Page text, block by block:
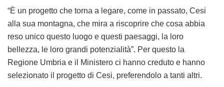
“È un progetto che torna a legare, come in passato, Cesi
alla sua montagna, che mira a riscoprire che cosa abbia
reso unico questo luogo e questi paesaggi, la loro
bellezza, le loro grandi potenzialità”. Per questo la
Regione Umbria e il Ministero ci hanno creduto e hanno
selezionato il progetto di Cesi, preferendolo a tanti altri.